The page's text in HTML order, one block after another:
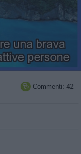
 Commenti: 42